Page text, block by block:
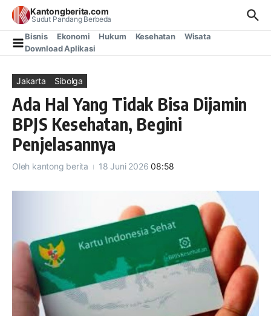
Lewati ke konten
Kantongberita.com
Sudut Pandang Berbeda
Bisnis Ekonomi Hukum Kesehatan
Wisata
Download Aplikasi
Jakarta Sibolga
Ada Hal Yang Tidak Bisa Dijamin
BPJS Kesehatan, Begini
Penjelasannya
Oleh kantong berita 18 Juni 202608:58